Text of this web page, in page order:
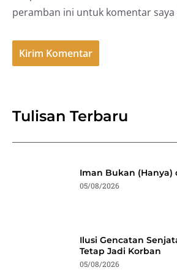
peramban ini untuk komentar
Tulisan Terbaru
Iman Bukan (Hanya)
05/08/2026
Ilusi Gencatan
Tetap Jadi Korban
05/08/2026